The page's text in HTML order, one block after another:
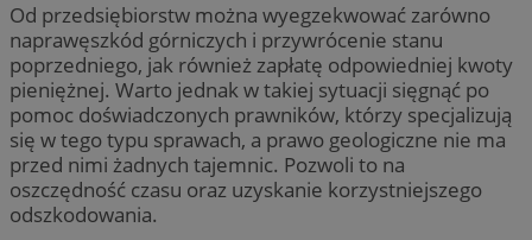
Od przedsiębiorstw można wyegzekwować zarówno
naprawęszkód górniczych i przywrócenie stanu
poprzedniego, jak również zapłatę odpowiedniej kwoty
pieniężnej. Warto jednak w takiej sytuacji sięgnąć po
pomoc doświadczonych prawników, którzy specjalizują
się w tego typu sprawach, a prawo geologiczne nie ma
przed nimi żadnych tajemnic. Pozwoli to na
oszczędność czasu oraz uzyskanie korzystniejszego
odszkodowania.